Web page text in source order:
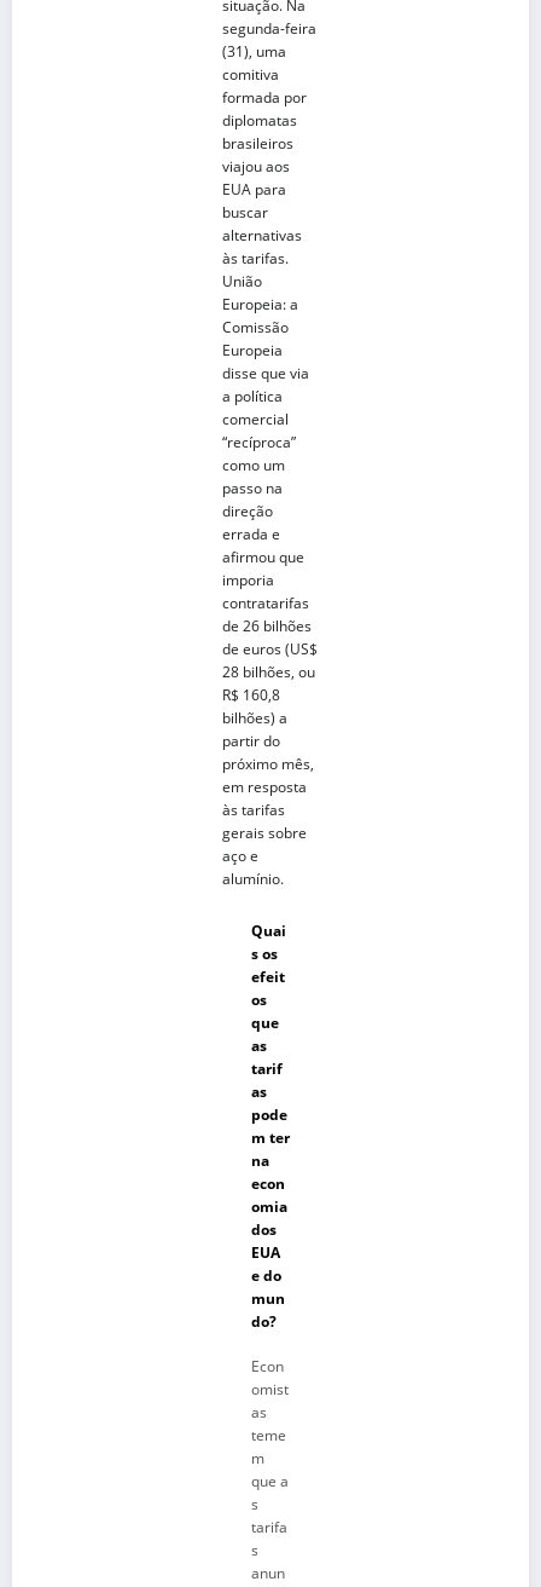
situação. Na
segunda-feira
(31), uma
comitiva
formada por
diplomatas
brasileiros
viajou aos
EUA para
buscar
alternativas
às tarifas.
União
Europeia: a
Comissão
Europeia
disse que via
a política
comercial
“recíproca”
como um
passo na
direção
errada e
afirmou que
imporia
contratarifas
de 26 bilhões
de euros (US$
28 bilhões, ou
R$ 160,8
bilhões) a
partir do
próximo mês,
em resposta
às tarifas
gerais sobre
aço e
alumínio.
Quai
s os
efeit
os
que
as
tarif
as
pode
m ter
na
econ
omia
dos
EUA
e do
mun
do?
Econ
omist
as
teme
m
que a
s
tarifa
s
anun